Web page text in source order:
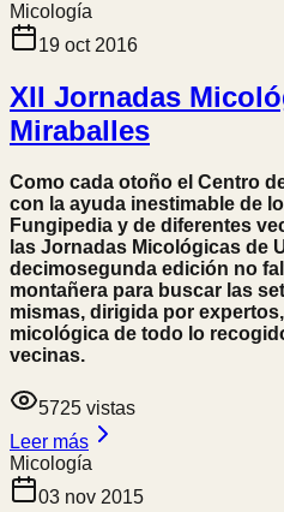
Micología
19 oct 2016
XII Jornadas
Miraballes
Como cada otoño el Centro
con la ayuda inestimable de
Fungipedia y de diferentes
las Jornadas Micológicas de
decimosegunda edición no
montañera para buscar las
mismas, dirigida por
micológica de todo lo
vecinas.
5725 vistas
Leer más
Micología
03 nov 2015